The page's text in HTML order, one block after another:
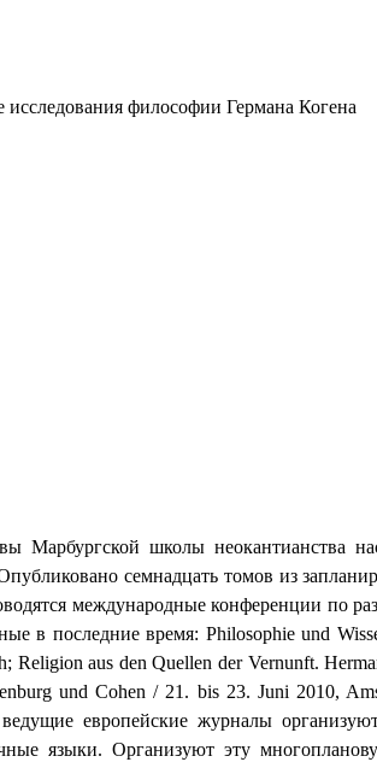
философии Германа Когена
Марбургской школы неокантианства
семнадцать томов из
международные конференции по
в последние время: Philosophie und
Religion aus den Quellen der Vernunft.
und Cohen / 21. bis 23. Juni2010,
европейские журналы
языки. Организуют эту